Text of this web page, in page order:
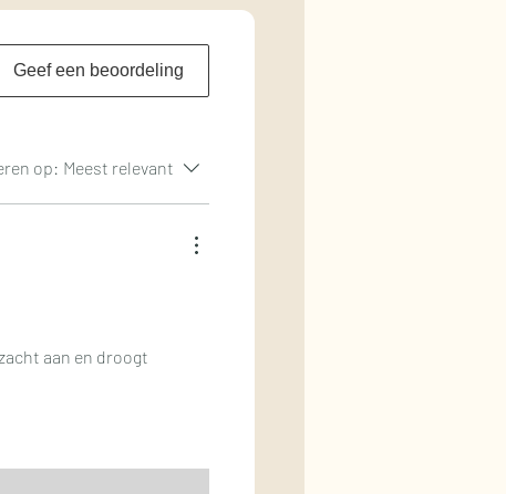
Geef een beoordeling
op: Meest relevant
aan en droogt